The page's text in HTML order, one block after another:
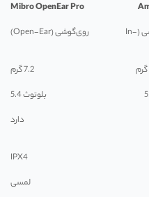
Mibro OpenEar Pro
داخل‌گوشی (In-
روی‌گوشی (Open-Ear)
7.2 گرم
بلوتوث 5.4
دارد
IPX4
لمسی